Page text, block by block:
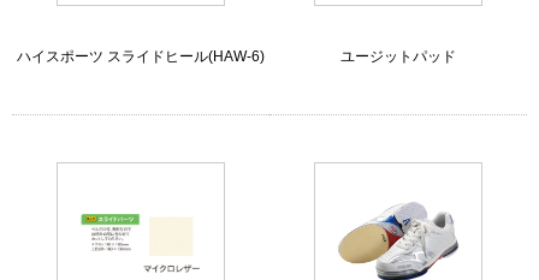
ハイスポーツ スライドヒール(HAW-6) ユージットパッド